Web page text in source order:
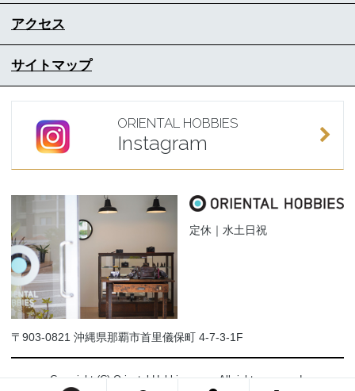
アクセス
サイトマップ
ORIENTAL HOBBIES
Instagram
定休｜水土日祝
〒903-0821 沖縄県那覇市首里儀保町 4-7-3-1F
Copyright (C) Oriental-Hobbies.com. All rights reserved.